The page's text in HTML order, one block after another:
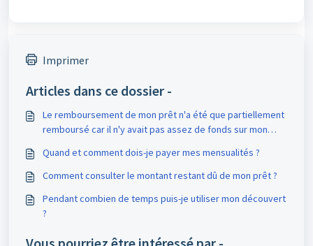
Imprimer
Articles dans ce dossier -
Le remboursement de mon prêt n'a été que partiellement
remboursé car il n'y avait pas assez de fonds sur mon
Quand et comment dois-je payer mes mensualités ?
Comment consulter le montant restant dû de mon prêt ?
Pendant combien de temps puis-je utiliser mon découvert
?